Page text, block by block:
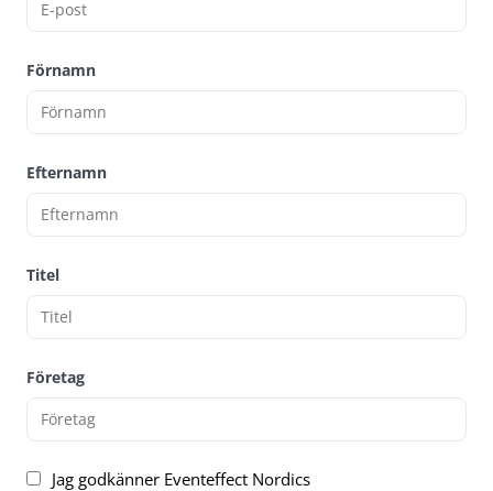
Förnamn
Efternamn
Titel
Företag
Jag godkänner Eventeffect Nordics